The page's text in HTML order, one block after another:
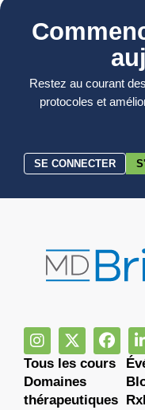
Restez au courant
protocoles et
SE CONNECTER
Tous les cours
Domaines
thérapeutiques